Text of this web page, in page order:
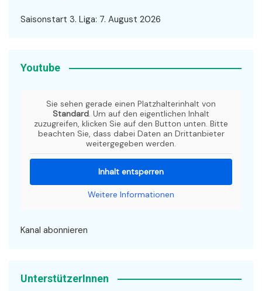
Saisonstart 3. Liga: 7. August 2026
Youtube
Sie sehen gerade einen Platzhalterinhalt von
Standard. Um auf den eigentlichen Inhalt
zuzugreifen, klicken Sie auf den Button unten. Bitte
beachten Sie, dass dabei Daten an Drittanbieter
weitergegeben werden.
Inhalt entsperren
Weitere Informationen
Kanal abonnieren
UnterstützerInnen